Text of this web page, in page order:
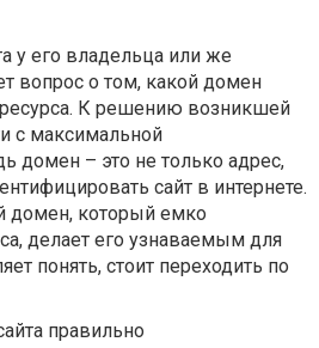
у его владельца или же
вопрос о том, какой домен
К решению возникшей
с максимальной
домен – это не только адрес,
сайт в интернете.
домен, который емко
делает его узнаваемым для
понять, стоит переходить по
правильно